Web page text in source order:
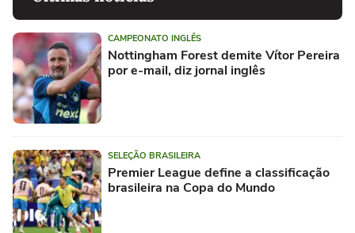
CAMPEONATO INGLÊS
Nottingham Forest demite Vítor Pereira
por e-mail, diz jornal inglês
SELEÇÃO BRASILEIRA
Premier League define a classificação
brasileira na Copa do Mundo